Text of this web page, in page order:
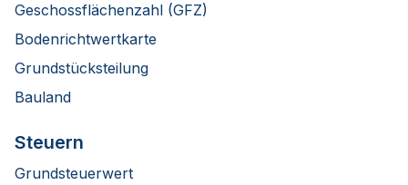
Geschossflächenzahl (GFZ)
Bodenrichtwertkarte
Grundstücksteilung
Bauland
Steuern
Grundsteuerwert